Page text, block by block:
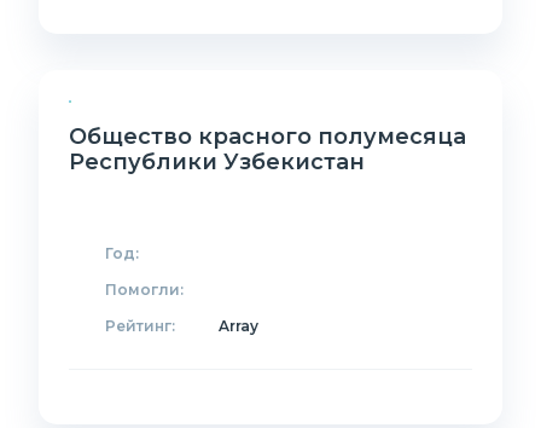
Общество красного полумесяца
Республики Узбекистан
Год:
Помогли:
Рейтинг:
Array